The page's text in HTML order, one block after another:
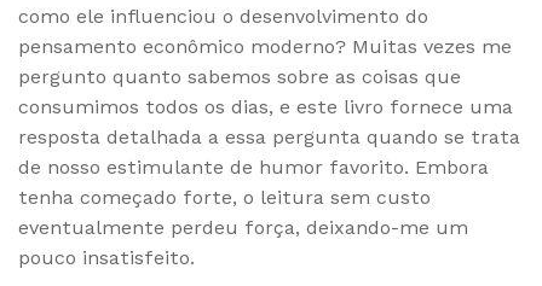
como ele influenciou o desenvolvimento do
pensamento econômico moderno? Muitas vezes me
pergunto quanto sabemos sobre as coisas que
consumimos todos os dias, e este livro fornece uma
resposta detalhada a essa pergunta quando se trata
de nosso estimulante de humor favorito. Embora
tenha começado forte, o leitura sem custo
eventualmente perdeu força, deixando-me um
pouco insatisfeito.